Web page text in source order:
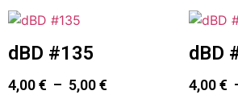
dBD #135
4,00€ – 5,00€
dBD
4,00€